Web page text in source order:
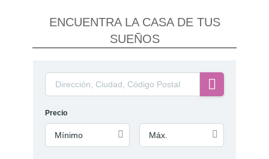
ENCUENTRA LA CASA DE TUS
SUEÑOS
Precio
Mínimo Máx.